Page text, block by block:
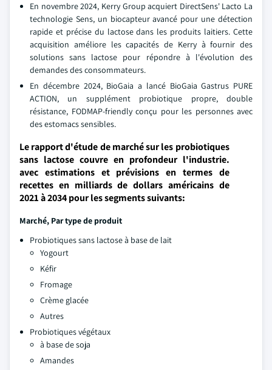
En novembre 2024, Kerry Group acquiert DirectSens' Lacto La
technologie Sens, un biocapteur avancé pour une détection
rapide et précise du lactose dans les produits laitiers. Cette
acquisition améliore les capacités de Kerry à fournir des
solutions sans lactose pour répondre à l'évolution des
demandes des consommateurs.
En décembre 2024, BioGaia a lancé BioGaia Gastrus PURE
ACTION, un supplément probiotique propre, double
résistance, FODMAP-friendly conçu pour les personnes avec
des estomacs sensibles.
Le rapport d'étude de marché sur les probiotiques
sans lactose couvre en profondeur l'industrie.
avec estimations et prévisions en termes de
recettes en milliards de dollars américains de
2021 à 2034 pour les segments suivants:
Marché, Par type de produit
Probiotiques sans lactose à base de lait
Yogourt
Kéfir
Fromage
Crème glacée
Autres
Probiotiques végétaux
à base de soja
Amandes